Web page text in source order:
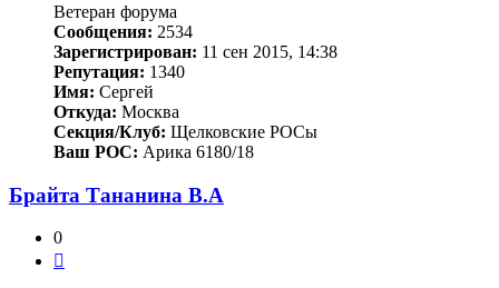
Ветеран форума
Сообщения: 2534
Зарегистрирован: 11 сен 2015, 14:38
Репутация: 1340
Имя: Сергей
Откуда: Москва
Секция/Клуб: Щелковские РОСы
Ваш РОС: Арика 6180/18
Брайта Тананина В.А
0